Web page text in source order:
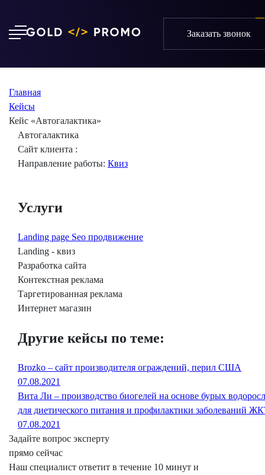
Заказать звонок
Главная
Кейсы
Кейс «Автогалактика»
Автогалактика
Сайт клиента :
Направление работы: Квиз
Услуги
Landing page Seo продвижение
Landing - квиз
Разработка сайта
Контекстная реклама
Таргетированная реклама
Интернет магазин
Другие кейсы по теме:
Brozko – сайт производителя ограждений, перил США
07.08.2021
Вита Ли – производство биогелей на основе бурых
для диетического питания и профилактики заболеваний
07.08.2021
Задайте вопрос эксперту
прямо сейчас
Наш специалист ответит в течение 10 минут и